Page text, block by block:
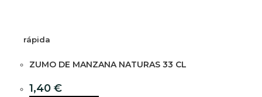
rápida
ZUMO DE MANZANA NATURAS 33 CL
1,40 €